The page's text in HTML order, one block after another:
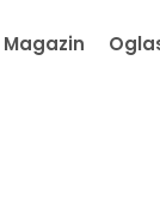
Magazin